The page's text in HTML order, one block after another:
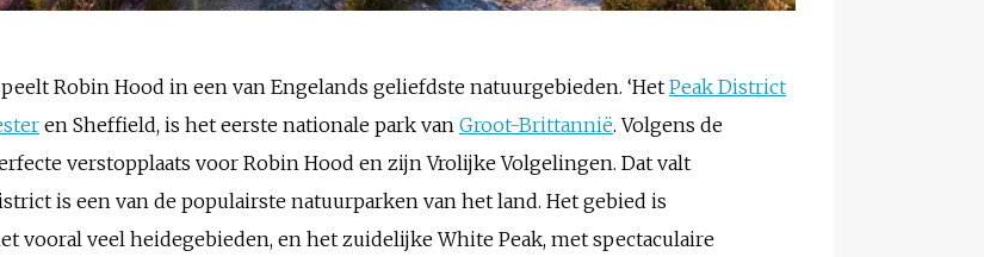
Robin Hood in een van Engelands geliefdste natuurgebieden. ‘Het Peak District
en Sheffield, is het eerste nationale park van Groot-Brittannië. Volgens de
verstopplaats voor Robin Hood en zijn Vrolijke Volgelingen. Dat valt
is een van de populairste natuurparken van het land. Het gebied is
vooral veel heidegebieden, en het zuidelijke White Peak, met spectaculaire